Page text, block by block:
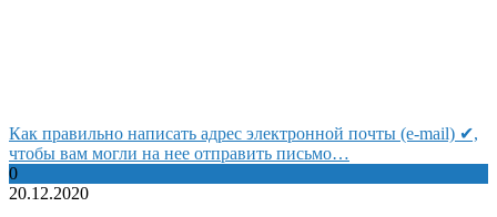
Как правильно написать адрес электронной почты (e-mail) ✔,
чтобы вам могли на нее отправить письмо…
0
20.12.2020